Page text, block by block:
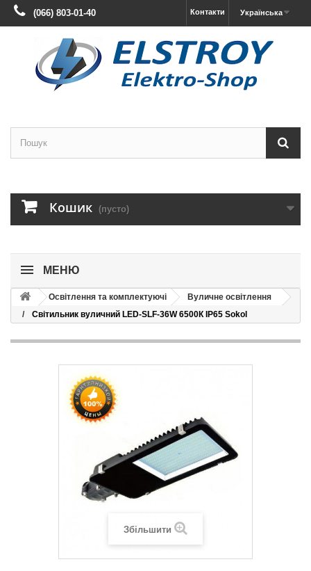
Українська
Контакти
(066) 803-01-40
Кошик (пусто)
МЕНЮ
Освітлення та комплектуючі
Вуличне освітлення
Світильник вуличний LED-SLF-36W 6500К IP65 Sokol
Збільшити